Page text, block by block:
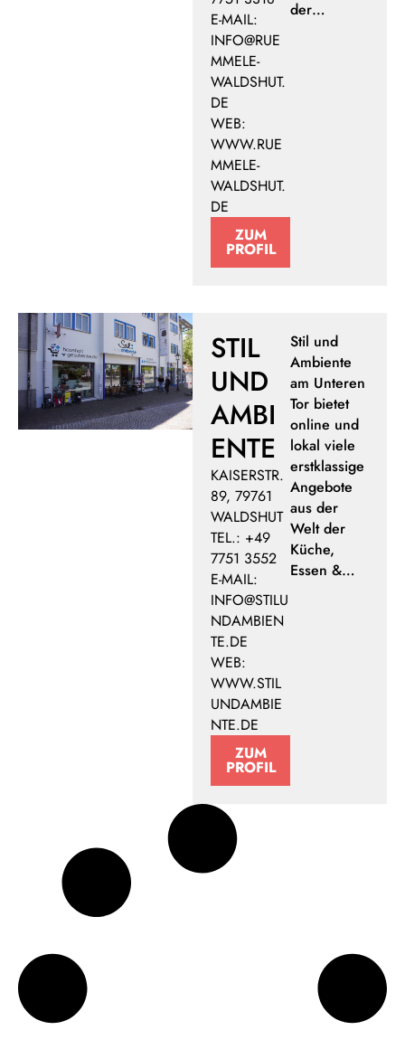
E-MAIL:
INFO@RUE
MMELE-
WALDSHUT.
DE
WEB:
WWW.RUE
MMELE-
WALDSHUT.
DE
ZUM
PROFIL
der…
STIL
UND
AMBI
ENTE
KAISERSTR.
89, 79761
WALDSHUT
TEL.: +49
7751 3552
E-MAIL:
INFO@STILU
NDAMBIEN
TE.DE
WEB:
WWW.STIL
UNDAMBIE
NTE.DE
ZUM
PROFIL
Stil und
Ambiente
am Unteren
Tor bietet
online und
lokal viele
erstklassige
Angebote
aus der
Welt der
Küche,
Essen &…